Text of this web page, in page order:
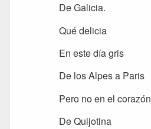
De Galicia.
Qué delicia
En este día gris
De los Alpes a Paris
Pero no en el corazón
De Quijotina